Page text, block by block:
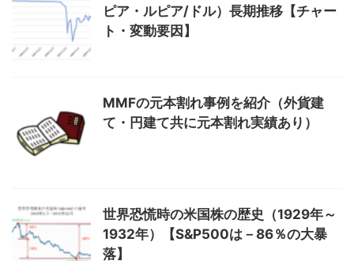
ピア・ルピア/ドル）長期推移【チャー
ト・変動要因】
MMFの元本割れ事例を紹介（外貨建
て・円建て共に元本割れ実績あり）
世界恐慌時の米国株の歴史（1929年～
1932年）【S&P500は－86％の大暴
落】